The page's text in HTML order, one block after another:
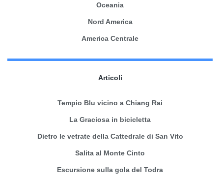
Oceania
Nord America
America Centrale
Articoli
Tempio Blu vicino a Chiang Rai
La Graciosa in bicicletta
Dietro le vetrate della Cattedrale di San Vito
Salita al Monte Cinto
Escursione sulla gola del Todra